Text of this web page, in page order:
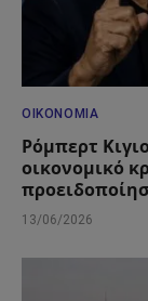
ΟΙΚΟΝΟΜΊΑ
Ρόμπερτ
οικονομικό
13/06/2026